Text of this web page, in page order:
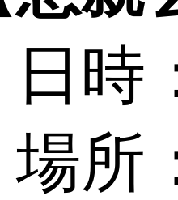
：
所